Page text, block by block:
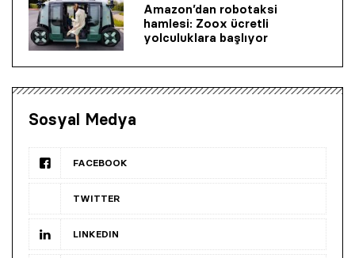
Amazon’dan robotaksi
hamlesi: Zoox ücretli
yolculuklara başlıyor
Sosyal Medya
FACEBOOK
TWITTER
LINKEDIN